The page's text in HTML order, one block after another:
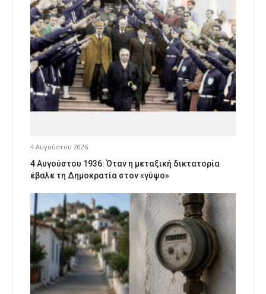
4 Αυγούστου 2026
4 Αυγούστου 1936: Όταν η μεταξική δικτατορία
έβαλε τη Δημοκρατία στον «γύψο»